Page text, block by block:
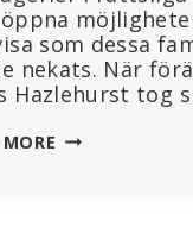
som dessa
nekats. När
Hazlehurst tog
BARN,